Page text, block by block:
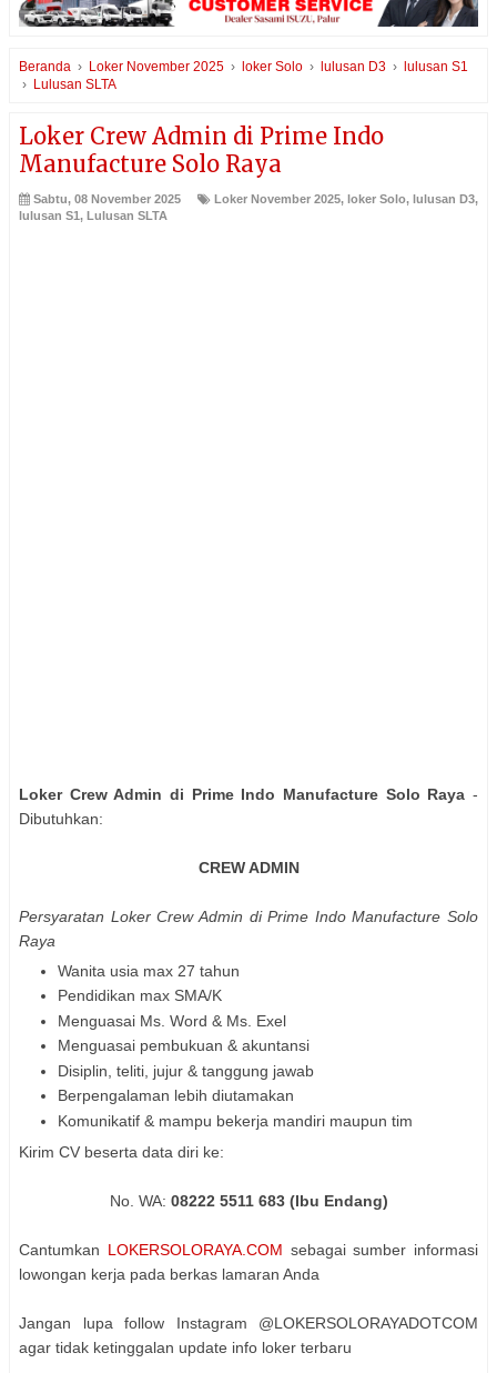
Beranda › Loker November 2025 › loker Solo › lulusan D3 › lulusan S1
› Lulusan SLTA
Loker Crew Admin di Prime Indo
Manufacture Solo Raya
Sabtu, 08 November 2025 Loker November 2025, loker Solo, lulusan D3,
lulusan S1, Lulusan SLTA
Loker Crew Admin di Prime Indo Manufacture Solo Raya -
Dibutuhkan:
CREW ADMIN
Persyaratan Loker Crew Admin di Prime Indo Manufacture Solo
Raya
Wanita usia max 27 tahun
Pendidikan max SMA/K
Menguasai Ms. Word & Ms. Exel
Menguasai pembukuan & akuntansi
Disiplin, teliti, jujur & tanggung jawab
Berpengalaman lebih diutamakan
Komunikatif & mampu bekerja mandiri maupun tim
Kirim CV beserta data diri ke:
No. WA: 08222 5511 683 (Ibu Endang)
Cantumkan LOKERSOLORAYA.COM sebagai sumber informasi
lowongan kerja pada berkas lamaran Anda
Jangan lupa follow Instagram @LOKERSOLORAYADOTCOM
agar tidak ketinggalan update info loker terbaru